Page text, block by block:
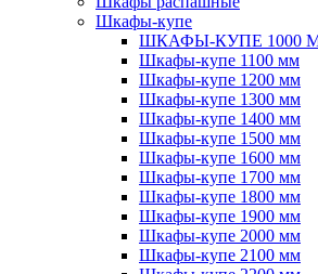
Шкафы-купе
ШКАФЫ-КУПЕ 1000
Шкафы-купе 1100 мм
Шкафы-купе 1200 мм
Шкафы-купе 1300 мм
Шкафы-купе 1400 мм
Шкафы-купе 1500 мм
Шкафы-купе 1600 мм
Шкафы-купе 1700 мм
Шкафы-купе 1800 мм
Шкафы-купе 1900 мм
Шкафы-купе 2000 мм
Шкафы-купе 2100 мм